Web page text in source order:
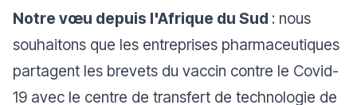
Notre vœu depuis l'Afrique du Sud : nous
souhaitons que les entreprises pharmaceutiques
partagent les brevets du vaccin contre le Covid-
19 avec le centre de transfert de technologie de